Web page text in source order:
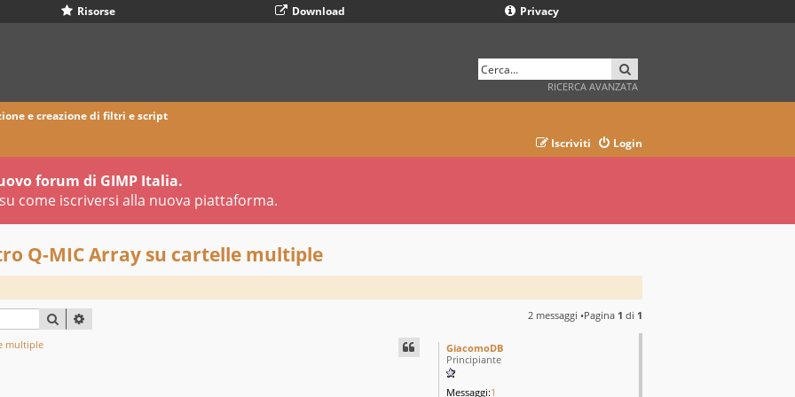
Risorse Download Privacy
RICERCA AVANZATA
e creazione di filtri e script
Login
Iscriviti
forum di GIMP Italia.
come iscriversi alla nuova piattaforma.
Q-MIC Array su cartelle multiple
CERCA 2 messaggi •Pagina 1 di 1
GiacomoDB
Principiante
Messaggi:1
multiple